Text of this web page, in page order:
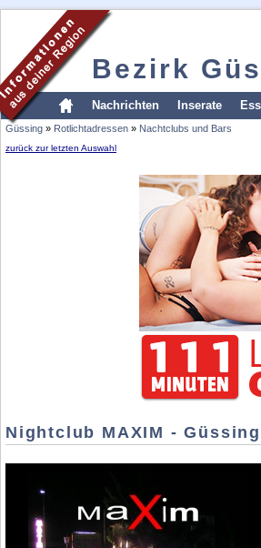
Bezirk
Nachrichten Inserate
Güssing » Rotlichtadressen » Nachtclubs und Bars
zurück zur letzten Auswahl
Nightclub MAXIM - Güssing